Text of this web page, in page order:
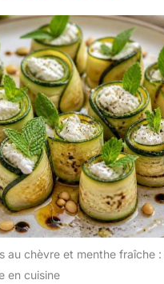
au chèvre et menthe fraîche
en cuisine